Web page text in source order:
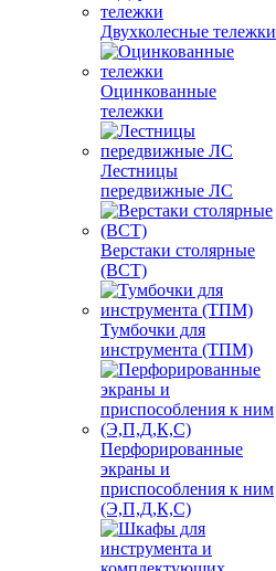
Двухколесные тележки
Оцинкованные
тележки
Лестницы
передвижные ЛС
Верстаки столярные
(ВСТ)
Тумбочки для
инструмента (ТПМ)
Перфорированные
экраны и
приспособления к ним
(Э,П,Д,К,С)